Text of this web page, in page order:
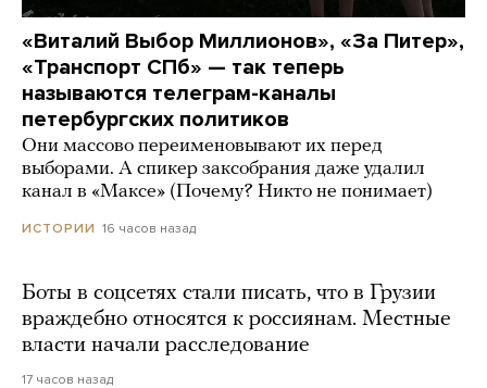
«Виталий Выбор Миллионов», «За Питер»,
«Транспорт СПб» — так теперь
называются телеграм-каналы
петербургских политиков
Они массово переименовывают их перед
выборами. А спикер заксобрания даже удалил
канал в «Максе» (Почему? Никто не понимает)
ИСТОРИИ 16 часов назад
Боты в соцсетях стали писать, что в Грузии
враждебно относятся к россиянам. Местные
власти начали расследование
17 часов назад